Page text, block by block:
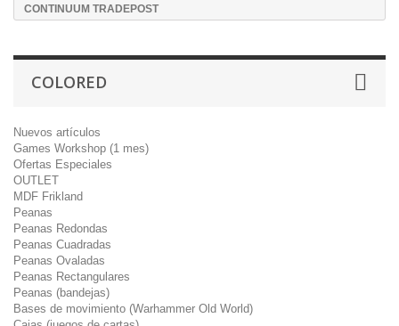
CONTINUUM TRADEPOST
COLORED
Nuevos artículos
Games Workshop (1 mes)
Ofertas Especiales
OUTLET
MDF Frikland
Peanas
Peanas Redondas
Peanas Cuadradas
Peanas Ovaladas
Peanas Rectangulares
Peanas (bandejas)
Bases de movimiento (Warhammer Old World)